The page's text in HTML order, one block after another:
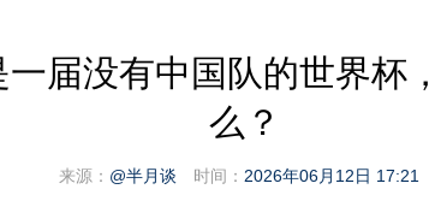
届没有中国队的世界杯
么？
来源： @半月谈 时间： 2026年06月12日 17:21